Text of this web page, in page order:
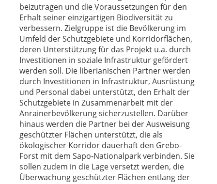
beizutragen und die Voraussetzungen für den
Erhalt seiner einzigartigen Biodiversität zu
verbessern. Zielgruppe ist die Bevölkerung im
Umfeld der Schutzgebiete und Korridorflächen,
deren Unterstützung für das Projekt u.a. durch
Investitionen in soziale Infrastruktur gefördert
werden soll. Die liberianischen Partner werden
durch Investitionen in Infrastruktur, Ausrüstung
und Personal dabei unterstützt, den Erhalt der
Schutzgebiete in Zusammenarbeit mit der
Anrainerbevölkerung sicherzustellen. Darüber
hinaus werden die Partner bei der Ausweisung
geschützter Flächen unterstützt, die als
ökologischer Korridor dauerhaft den Grebo-
Forst mit dem Sapo-Nationalpark verbinden. Sie
sollen zudem in die Lage versetzt werden, die
Überwachung geschützter Flächen entlang der